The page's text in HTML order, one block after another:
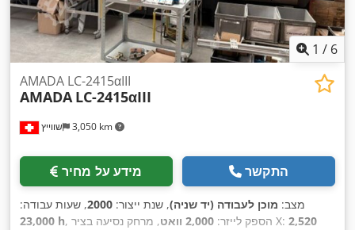
1 / 6
שווייץ 3,050 km
AMADA LC-2415αIII
AMADA LC-2415αIII
מידע על מחיר התקשר
מצב: מוכן לעבודה (יד שניה), שנת ייצור: 2000, שעות עבודה:
23,000 h
, הספק לייזר: 2,000 וואט , מרחק נסיעה בציר X: 2,520